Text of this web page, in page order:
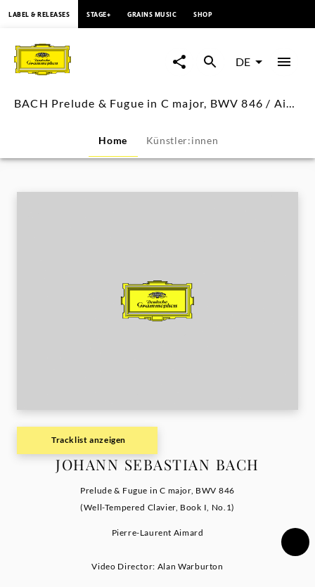
Prelude
&
in
Deutsche
Grammophon
LABEL & RELEASES STAGE+ GRAINS MUSIC SHOP
DE
BACH Prelude & Fugue in C major, BWV 846 / Aimard
Home Künstler:innen
Tracklist anzeigen
JOHANN SEBASTIAN BACH
Prelude & Fugue in C major, BWV 846
(Well-Tempered Clavier, Book I, No.1)
Pierre-Laurent Aimard
Video Director: Alan Warburton